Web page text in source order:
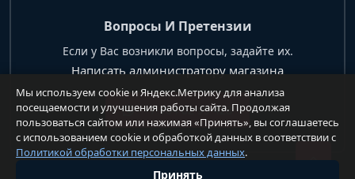
Вопросы И Претензии
Если у Вас возникли вопросы, задайте их.
Написать администратору магазина
+7 904 62 99 428
Мы используем cookie и Яндекс.Метрику для анализа
посещаемости и улучшения работы сайта. Продолжая
пользоваться сайтом или нажимая «Принять», вы соглашаетесь
с использованием cookie и обработкой данных в соответствии с
Политикой обработки персональных данных.
Принять